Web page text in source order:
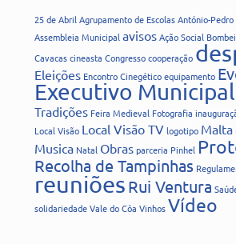
25 de Abril Agrupamento de EscolasAntónio-Pedro
Assembleia Municipal avisosAção Social
Cavacascineasta Congressocooperação
Eleições Encontro Cinegéticoequipamento
Executivo Municipal
Tradições Feira Medieval Fotografia
Local Visão Local Visão TVlogotipo Malta
Musica Natal Obrasparceria Pinhel
Recolha de Tampinhas
reuniões Rui Ventura
solidariedadeVale do Côa VinhosVídeo